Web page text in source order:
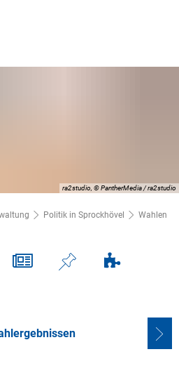
ra2studio, © PantherMedia / ra2studio
Politik in Sprockhövel Wahlen